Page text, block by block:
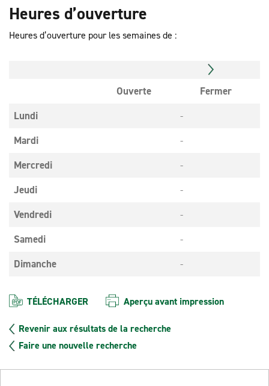
Heures d’ouverture
Heures d’ouverture pour les semaines de :
Ouverte
Fermer
Lundi
-
Mardi
-
Mercredi
-
Jeudi
-
Vendredi
-
Samedi
-
Dimanche
-
TÉLÉCHARGER Aperçu avant impression
Revenir aux résultats de la recherche
Faire une nouvelle recherche